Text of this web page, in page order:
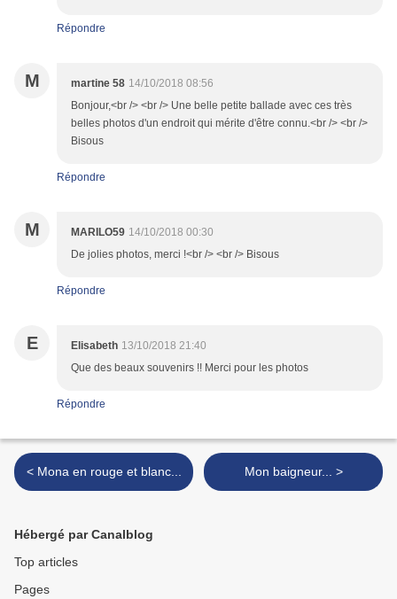
Répondre
M martine 58 14/10/2018 08:56
Bonjour,<br /> <br /> Une belle petite ballade avec ces très
belles photos d'un endroit qui mérite d'être connu.<br /> <br />
Bisous
Répondre
M MARILO59 14/10/2018 00:30
De jolies photos, merci !<br /> <br /> Bisous
Répondre
E Elisabeth 13/10/2018 21:40
Que des beaux souvenirs !! Merci pour les photos
Répondre
< Mona en rouge et blanc... Mon baigneur... >
Hébergé par Canalblog
Top articles
Pages